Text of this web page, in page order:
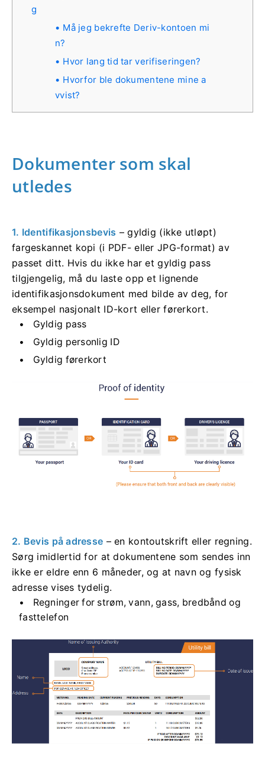
g
Må jeg bekrefte Deriv-kontoen mi
n?
Hvor lang tid tar verifiseringen?
Hvorfor ble dokumentene mine a
vvist?
Dokumenter som skal
utledes
1. Identifikasjonsbevis – gyldig (ikke utløpt)
fargeskannet kopi (i PDF- eller JPG-format) av
passet ditt. Hvis du ikke har et gyldig pass
tilgjengelig, må du laste opp et lignende
identifikasjonsdokument med bilde av deg, for
eksempel nasjonalt ID-kort eller førerkort.
Gyldig pass
Gyldig personlig ID
Gyldig førerkort
2. Bevis på adresse – en kontoutskrift eller regning.
Sørg imidlertid for at dokumentene som sendes inn
ikke er eldre enn 6 måneder, og at navn og fysisk
adresse vises tydelig.
Regninger for strøm, vann, gass, bredbånd og
fasttelefon